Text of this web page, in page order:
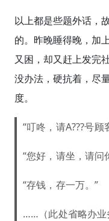
以上都是些题外话，
的。昨晚睡得晚，加
又困，却又赶上发完
没办法，硬抗着，尽
度。
“叮咚，请A???号
“您好，请坐，请问
“存钱，存一万。”
……（此处省略办业